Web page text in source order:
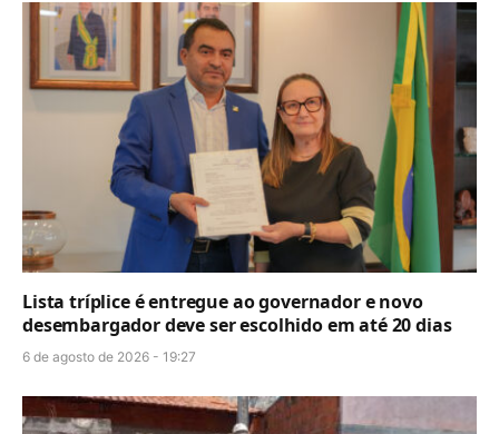
Lista tríplice é entregue ao governador e novo
desembargador deve ser escolhido em até 20 dias
6 de agosto de 2026 - 19:27